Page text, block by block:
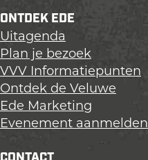
ONTDEK EDE
Uitagenda
Plan je bezoek
VVV Informatiepunten
Ontdek de Veluwe
Ede Marketing
Evenement aanmelden